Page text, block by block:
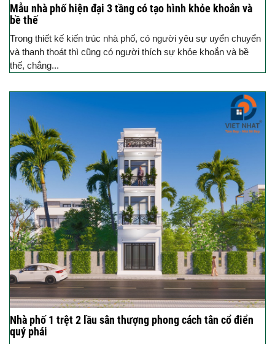
Mẫu nhà phố hiện đại 3 tầng có tạo hình khỏe khoắn và
bề thế
Trong thiết kế kiến trúc nhà phố, có người yêu sự uyển chuyển
và thanh thoát thì cũng có người thích sự khỏe khoắn và bề
thế, chẳng...
Nhà phố 1 trệt 2 lầu sân thượng phong cách tân cổ điển
quý phái